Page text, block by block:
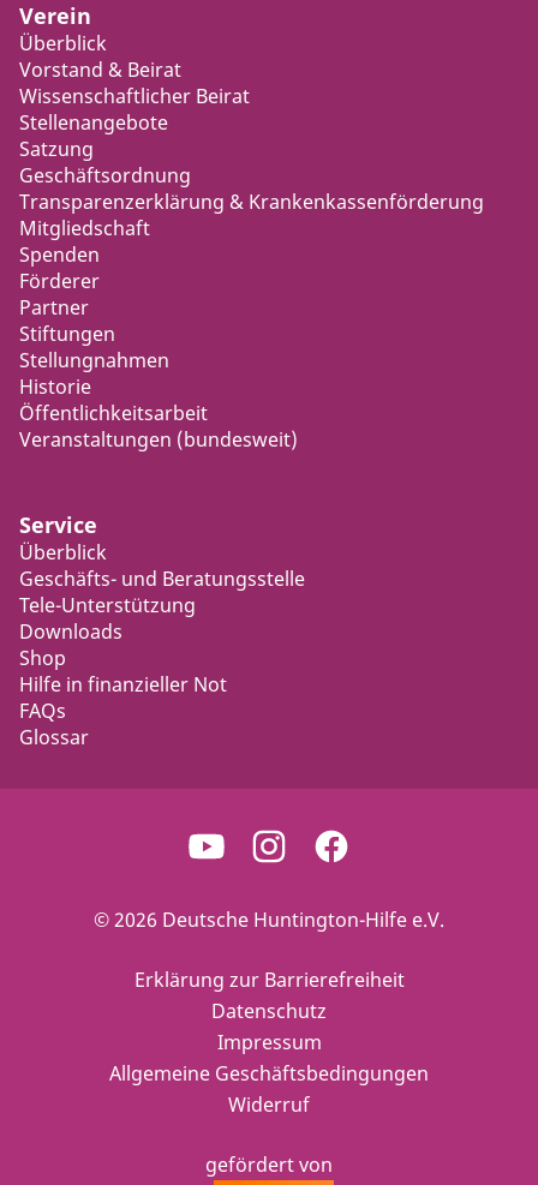
Verein
Überblick
Vorstand & Beirat
Wissenschaftlicher Beirat
Stellenangebote
Satzung
Geschäftsordnung
Transparenzerklärung & Krankenkassenförderung
Mitgliedschaft
Spenden
Förderer
Partner
Stiftungen
Stellungnahmen
Historie
Öffentlichkeitsarbeit
Veranstaltungen (bundesweit)
Service
Überblick
Geschäfts- und Beratungsstelle
Tele-Unterstützung
Downloads
Shop
Hilfe in finanzieller Not
FAQs
Glossar
© 2026 Deutsche Huntington-Hilfe e.V.
gefördert von
Erklärung zur Barrierefreiheit
Datenschutz
Impressum
Allgemeine Geschäftsbedingungen
Widerruf